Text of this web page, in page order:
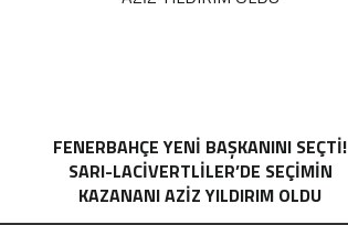
FENERBAHÇE YENI BAŞKANINI SEÇTI!
SARI-LACIVERTLILER’DE SEÇIMIN
KAZANANI AZIZ YILDIRIM OLDU